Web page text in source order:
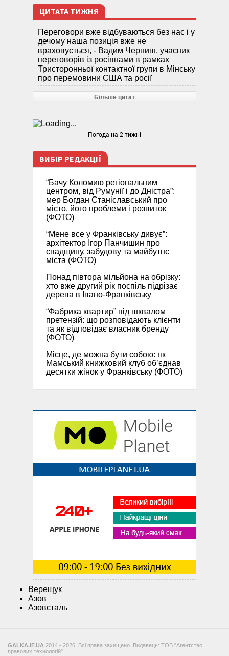
ЦИТАТА ТИЖНЯ
Переговори вже відбуваються без нас і у
дечому наша позиція вже не
враховується, - Вадим Черниш, учасник
переговорів із росіянами в рамках
Тристоронньої контактної групи в Мінську
про перемовини США та росії
Більше цитат
Погода на 2 тижні
ВИБІР РЕДАКЦІЇ
“Бачу Коломию регіональним
центром, від Румунії і до Дністра”:
мер Богдан Станіславський про
місто, його проблеми і розвиток
(ФОТО)
“Мене все у Франківську дивує”:
архітектор Ігор Панчишин про
спадщину, забудову та майбутнє
міста (ФОТО)
Понад півтора мільйона на обрізку:
хто вже другий рік поспіль підрізає
дерева в Івано-Франківську
“Фабрика квартир” під шквалом
претензій: що розповідають клієнти
та як відповідає власник бренду
(ФОТО)
Місце, де можна бути собою: як
Мамський книжковий клуб об’єднав
десятки жінок у Франківську (ФОТО)
Верещук
Азов
Азовсталь
GALKA.IF.UA 2014 - 2026. Всі права захищено. Видавець: ТОВ "Агентство
правових технологій".